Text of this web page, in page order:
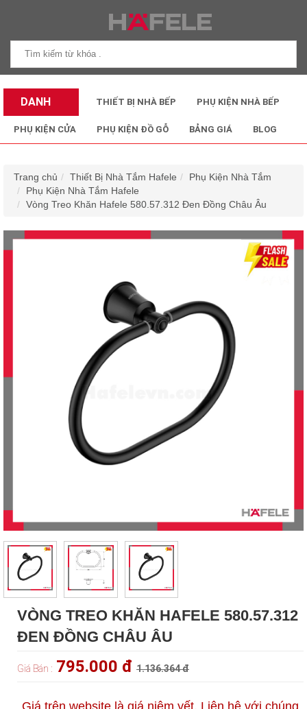
DANH
MỤC SẢN
THIẾT BỊ NHÀ BẾP PHỤ KIỆN NHÀ BẾP
PHỤ KIỆN CỬA PHỤ KIỆN ĐỒ GỖ BẢNG GIÁ BLOG
Trang chủ Thiết Bị Nhà Tắm Hafele
Phụ Kiện Nhà Tắm
Phụ Kiện Nhà Tắm Hafele
Vòng Treo Khăn Hafele 580.57.312 Đen Đồng Châu Âu
VÒNG TREO KHĂN HAFELE 580.57.312
ĐEN ĐỒNG CHÂU ÂU
Giá Bán : 795.000 đ 1.136.364 đ